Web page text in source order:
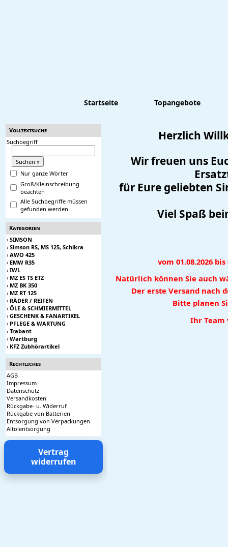
Startseite Topangebote
Volltextsuche
Suchbegriff
Nur ganze Wörter
Groß/Kleinschreibung
beachten
Alle Suchbegriffe müssen
gefunden werden
Kategorien
› SIMSON
› Simson RS, MS 125, Schikra
› AWO 425
› EMW R35
› IWL
› MZ ES TS ETZ
› MZ BK 350
› MZ RT 125
› RÄDER / REIFEN
› ÖLE & SCHMIERMITTEL
› GESCHENK & FANARTIKEL
› PFLEGE & WARTUNG
› Trabant
› Wartburg
› KFZ Zubhörartikel
Rechtliches
AGB
Impressum
Datenschutz
Versandkosten
Rückgabe- u. Widerruf
Rückgabe von Batterien
Entsorgung von Verpackungen
Altölentsorgung
Vertrag
widerrufen
Herzlich
Wir freuen uns
für Eure geliebten
Viel Spaß
vom 01.08.2026
Natürlich können Sie auch
Der erste Versand nach
Bitte planen
Ihr Team